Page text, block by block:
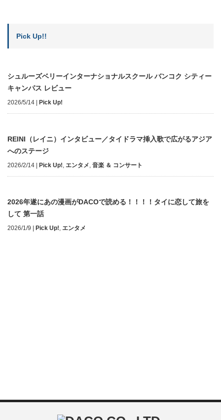
Pick Up!!
シュルーズベリーインターナショナルスクール バンコク シティー
キャンパス レビュー
2026/5/14 Pick Up!
REINI（レイニ）インタビュー／タイドラマ挿入歌で広がるアジア
へのステージ
2026/2/14 Pick Up!, エンタメ, 音楽 ＆ コンサート
2026年遂にあの漫画がDACOで読める！！！！タイに恋して旅を
して 第一話
2026/1/9 Pick Up!, エンタメ